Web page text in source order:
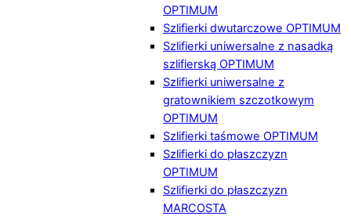
OPTIMUM
Szlifierki dwutarczowe OPTIMUM
Szlifierki uniwersalne z nasadką
szlifierską OPTIMUM
Szlifierki uniwersalne z
gratownikiem szczotkowym
OPTIMUM
Szlifierki taśmowe OPTIMUM
Szlifierki do płaszczyzn
OPTIMUM
Szlifierki do płaszczyzn
MARCOSTA